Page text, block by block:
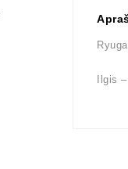
Ilgis –